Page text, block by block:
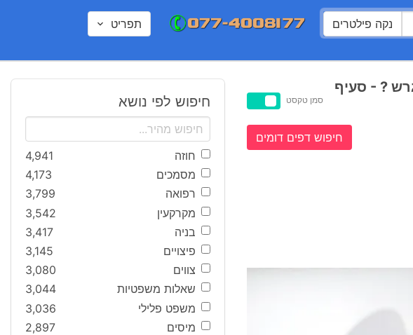
נקה פילטרים תפריט
? - סעיף
סמן טקסט
חיפוש דפים דומים
חיפוש לפי נושא
חוזה
4,941
מסמכים
4,173
רפואה
3,799
מקרקעין
3,542
בניה
3,417
פיצויים
3,145
צווים
3,080
שאלות משפטיות
3,044
משפט פלילי
3,036
מיסים
2,897